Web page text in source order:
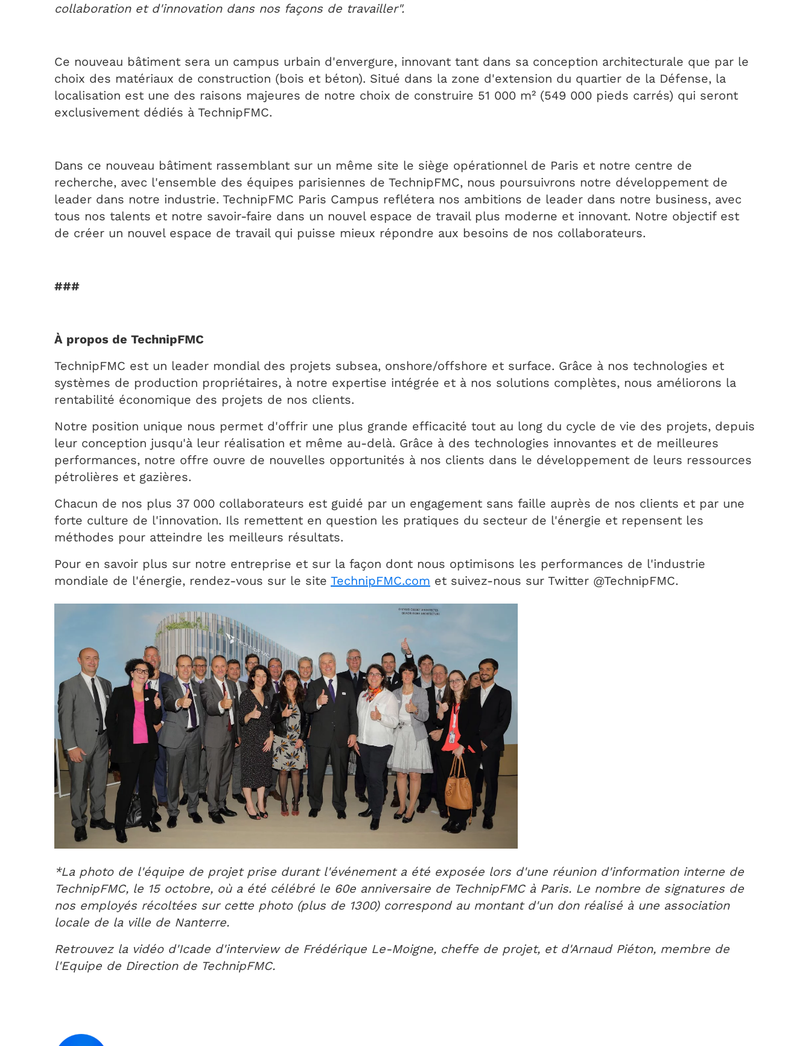
collaboration et d'innovation dans nos façons de travailler".
Ce nouveau bâtiment sera un campus urbain d'envergure, innovant tant dans sa conception architecturale que par le
choix des matériaux de construction (bois et béton). Situé dans la zone d'extension du quartier de la Défense, la
localisation est une des raisons majeures de notre choix de construire 51 000 m² (549 000 pieds carrés) qui seront
exclusivement dédiés à TechnipFMC.
Dans ce nouveau bâtiment rassemblant sur un même site le siège opérationnel de Paris et notre centre de
recherche, avec l'ensemble des équipes parisiennes de TechnipFMC, nous poursuivrons notre développement de
leader dans notre industrie. TechnipFMC Paris Campus reflétera nos ambitions de leader dans notre business, avec
tous nos talents et notre savoir-faire dans un nouvel espace de travail plus moderne et innovant. Notre objectif est
de créer un nouvel espace de travail qui puisse mieux répondre aux besoins de nos collaborateurs.
###
À propos de TechnipFMC
TechnipFMC est un leader mondial des projets subsea, onshore/offshore et surface. Grâce à nos technologies et
systèmes de production propriétaires, à notre expertise intégrée et à nos solutions complètes, nous améliorons la
rentabilité économique des projets de nos clients.
Notre position unique nous permet d'offrir une plus grande efficacité tout au long du cycle de vie des projets, depuis
leur conception jusqu'à leur réalisation et même au-delà. Grâce à des technologies innovantes et de meilleures
performances, notre offre ouvre de nouvelles opportunités à nos clients dans le développement de leurs ressources
pétrolières et gazières.
Chacun de nos plus 37 000 collaborateurs est guidé par un engagement sans faille auprès de nos clients et par une
forte culture de l'innovation. Ils remettent en question les pratiques du secteur de l'énergie et repensent les
méthodes pour atteindre les meilleurs résultats.
Pour en savoir plus sur notre entreprise et sur la façon dont nous optimisons les performances de l'industrie
mondiale de l'énergie, rendez-vous sur le site TechnipFMC.com et suivez-nous sur Twitter @TechnipFMC.
*La photo de l'équipe de projet prise durant l'événement a été exposée lors d'une réunion d'information interne de
TechnipFMC, le 15 octobre, où a été célébré le 60e anniversaire de TechnipFMC à Paris. Le nombre de signatures de
nos employés récoltées sur cette photo (plus de 1300) correspond au montant d'un don réalisé à une association
locale de la ville de Nanterre.
Retrouvez la vidéo d'Icade d'interview de Frédérique Le-Moigne, cheffe de projet, et d'Arnaud Piéton, membre de
l'Equipe de Direction de TechnipFMC.